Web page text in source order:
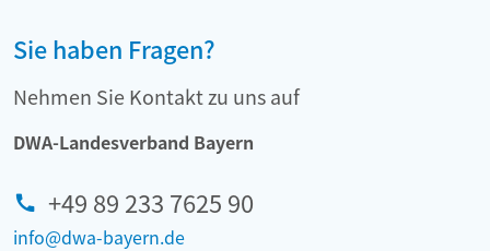
Sie haben Fragen?
Nehmen Sie Kontakt zu uns auf
DWA-Landesverband Bayern
+49 89 233 7625 90
info@dwa-bayern.de